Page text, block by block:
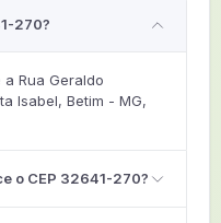
270?
Rua Geraldo
Isabel, Betim - MG,
o CEP 32641-270?